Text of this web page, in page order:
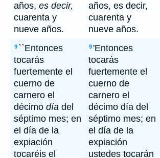
años, es decir,
cuarenta y
nueve años.
años, es decir,
cuarenta y
nueve años.
9 ``Entonces
tocarás
fuertemente el
cuerno de
carnero el
décimo día del
séptimo mes; en
el día de la
expiación
tocaréis el
9 'Entonces
tocarás
fuertemente el
cuerno de
carnero el
décimo día del
séptimo mes; en
el día de la
expiación
ustedes tocarán